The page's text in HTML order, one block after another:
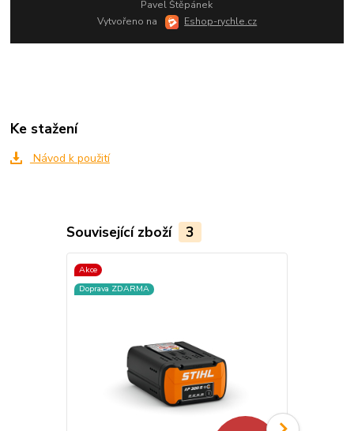
Pavel Štěpánek
Vytvořeno na
Eshop-rychle.cz
Ke stažení
Návod k použití
Související zboží 3
Akce
Doprava ZDARMA